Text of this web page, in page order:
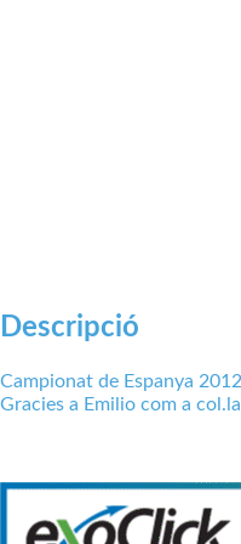
Descripció
Campionat de Espanya 2012
Gracies a Emilio com a